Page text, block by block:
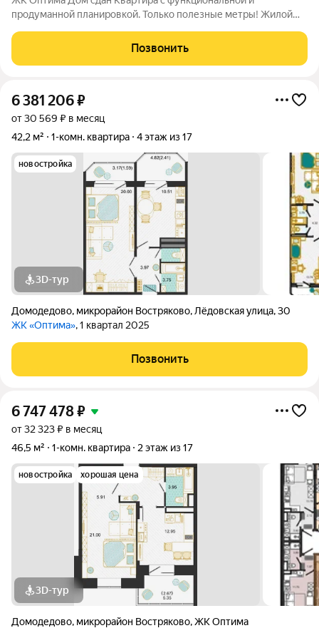
продуманной планировкой. Только полезные метры! Жилой
бурлящем жизнью городе. Рядом лес, пруд и городской парк
«Елочки». В непосредственной близости
Позвонить
6 381 206₽
от 30 569 ₽ в месяц
42,2 м²
1-комн. квартира 4 этаж из 17
новостройка
3D-тур
Домодедово, микрорайон Востряково, Лёдовская улица,30
ЖК «Оптима», 1 квартал 2025
Позвонить
6 747 478₽
от 32 323 ₽ в месяц
46,5 м²
1-комн. квартира 2 этаж из 17
новостройка хорошая цена
3D-тур
Домодедово, микрорайон Востряково,ЖК Оптима